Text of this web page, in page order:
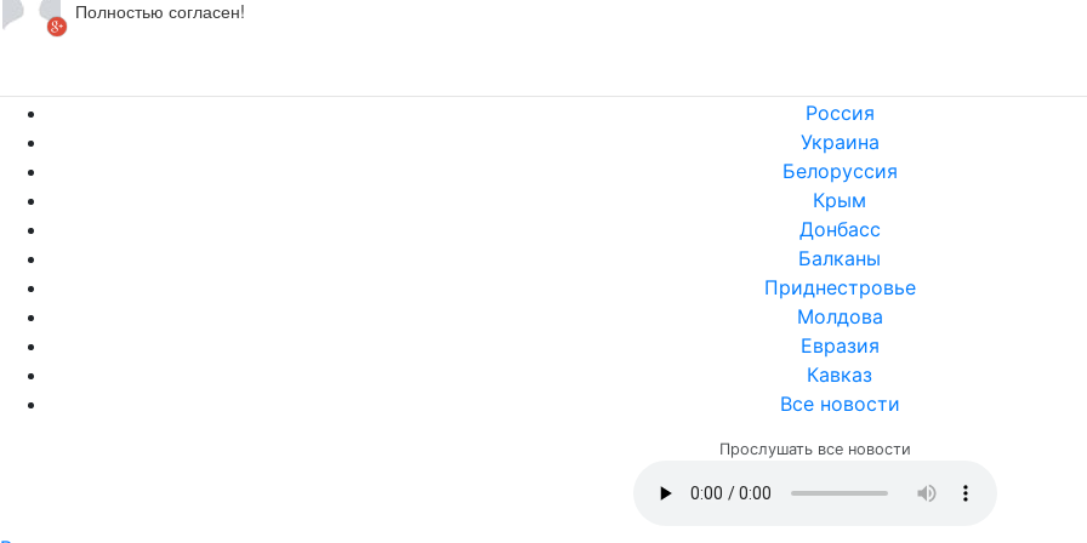
Полностью согласен!
Россия
Украина
Белоруссия
Крым
Донбасс
Балканы
Приднестровье
Молдова
Евразия
Кавказ
Все новости
Прослушать все новости